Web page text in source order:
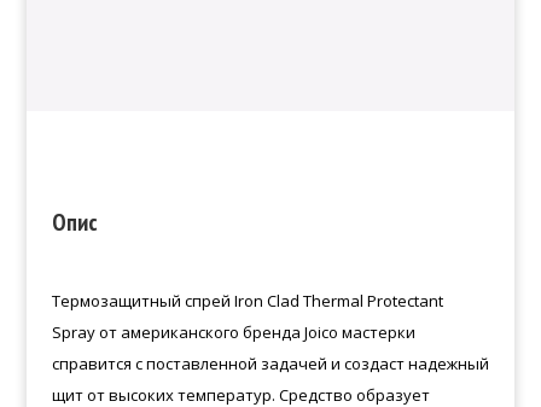
Опис
Термозащитный спрей Iron Clad Thermal Protectant
Spray от американского бренда Joico мастерки
справится с поставленной задачей и создаст надежный
щит от высоких температур. Средство образует